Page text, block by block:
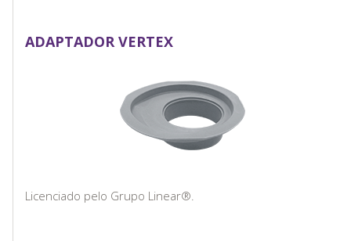
ADAPTADOR VERTEX
Licenciado pelo Grupo Linear®.